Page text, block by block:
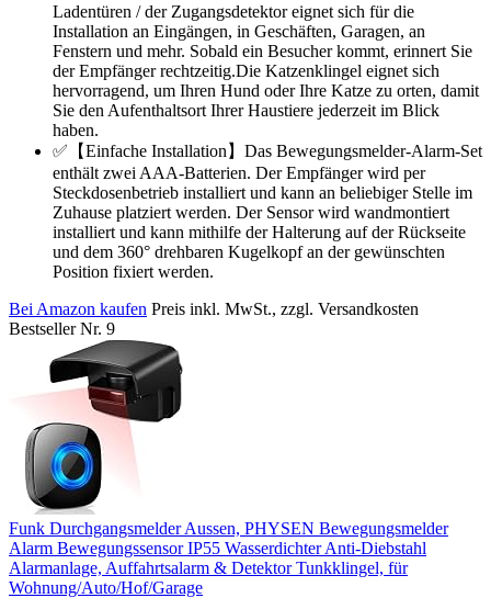
Ladentüren / der Zugangsdetektor eignet sich für die
Installation an Eingängen, in Geschäften, Garagen, an
Fenstern und mehr. Sobald ein Besucher kommt, erinnert Sie
der Empfänger rechtzeitig.Die Katzenklingel eignet sich
hervorragend, um Ihren Hund oder Ihre Katze zu orten, damit
Sie den Aufenthaltsort Ihrer Haustiere jederzeit im Blick
haben.
✅【Einfache Installation】Das Bewegungsmelder-Alarm-Set
enthält zwei AAA-Batterien. Der Empfänger wird per
Steckdosenbetrieb installiert und kann an beliebiger Stelle im
Zuhause platziert werden. Der Sensor wird wandmontiert
installiert und kann mithilfe der Halterung auf der Rückseite
und dem 360° drehbaren Kugelkopf an der gewünschten
Position fixiert werden.
Bei Amazon kaufen Preis inkl. MwSt., zzgl. Versandkosten
Bestseller Nr. 9
Funk Durchgangsmelder Aussen, PHYSEN Bewegungsmelder
Alarm Bewegungssensor IP55 Wasserdichter Anti-Diebstahl
Alarmanlage, Auffahrtsalarm & Detektor Tunkklingel, für
Wohnung/Auto/Hof/Garage